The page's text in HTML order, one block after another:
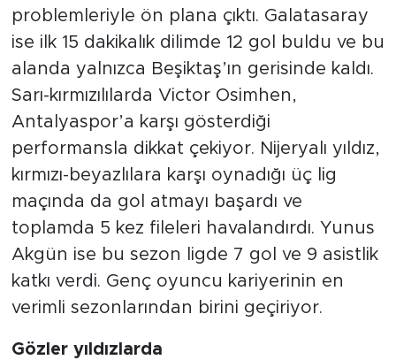
problemleriyle ön plana çıktı. Galatasaray
ise ilk 15 dakikalık dilimde 12 gol buldu ve bu
alanda yalnızca Beşiktaş’ın gerisinde kaldı.
Sarı-kırmızılılarda Victor Osimhen,
Antalyaspor’a karşı gösterdiği
performansla dikkat çekiyor. Nijeryalı yıldız,
kırmızı-beyazlılara karşı oynadığı üç lig
maçında da gol atmayı başardı ve
toplamda 5 kez fileleri havalandırdı. Yunus
Akgün ise bu sezon ligde 7 gol ve 9 asistlik
katkı verdi. Genç oyuncu kariyerinin en
verimli sezonlarından birini geçiriyor.
Gözler yıldızlarda